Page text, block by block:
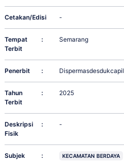
Cetakan/Edisi
: -
Tempat
Terbit
: Semarang
Penerbit : Dispermasdesdukcapil
Tahun
Terbit
: 2025
Deskripsi
Fisik
: -
Subjek : KECAMATAN BERDAYA